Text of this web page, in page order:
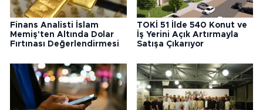
Finans Analisti İslam
Memiş'ten Altında Dolar
Fırtınası Değerlendirmesi
TOKİ 51 İlde 540 Konut ve
İş Yerini Açık Artırmayla
Satışa Çıkarıyor